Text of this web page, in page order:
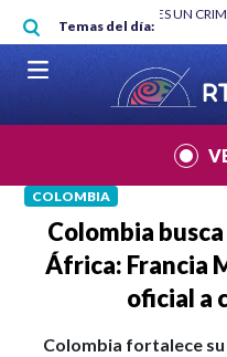
Pasar al contenido principal
Temas del día:
"HABLAR NO ES UN
COLOMBIA
Colombia
África: Francia
oficial a
Colombia fortalece